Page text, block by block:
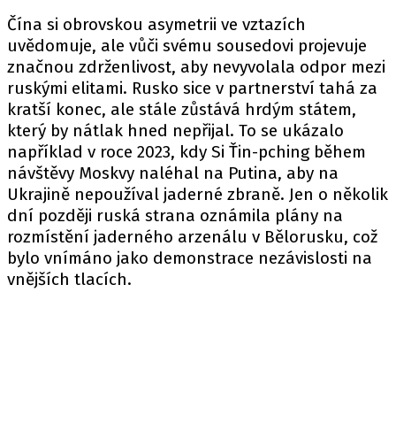
Čína si obrovskou asymetrii ve vztazích
uvědomuje, ale vůči svému sousedovi projevuje
značnou zdrženlivost, aby nevyvolala odpor mezi
ruskými elitami. Rusko sice v partnerství tahá za
kratší konec, ale stále zůstává hrdým státem,
který by nátlak hned nepřijal. To se ukázalo
například v roce 2023, kdy Si Ťin-pching během
návštěvy Moskvy naléhal na Putina, aby na
Ukrajině nepoužíval jaderné zbraně. Jen o několik
dní později ruská strana oznámila plány na
rozmístění jaderného arzenálu v Bělorusku, což
bylo vnímáno jako demonstrace nezávislosti na
vnějších tlacích.